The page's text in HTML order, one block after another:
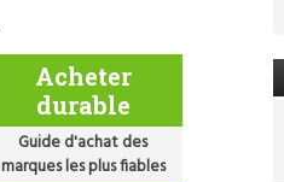
Acheter
durable
Guide d'achat des
marques les plus fiables